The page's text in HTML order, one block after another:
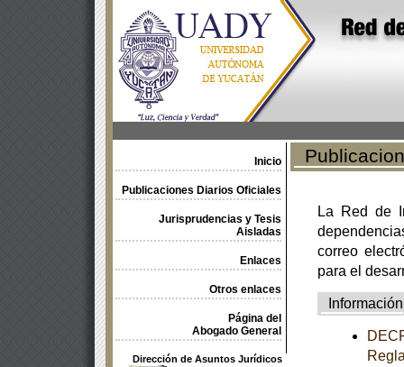
Inicio
Publicaciones Diarios Oficiales
Jurisprudencias y Tesis
Aisladas
Enlaces
Otros enlaces
Página del
Abogado General
Dirección de Asuntos Jurídicos
La Red de
correo
para el
Información